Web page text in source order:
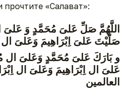
прочтите «Салават»:
اللَّهُمَّ صَلِّ عَلىَ مُحَمَّدٍ وَ عَلىَ
صَلّيْتَ عَلىَ اِبْرَاهِيمَ وَعَلىَ ال
و بَارَكَ عَلىَ مُحَمَّدٍ وَعَلىَ ال
عَلىَ ال اِبْرَاهِيمَ وَعَلىَ ال
العالمين